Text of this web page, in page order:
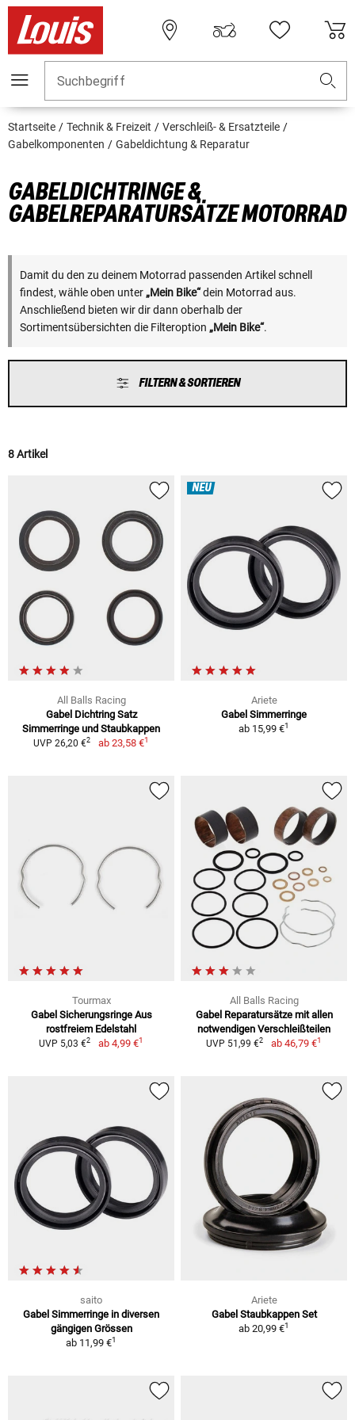
Suchbegriff
Startseite Technik & Freizeit
Verschleiß- & Ersatzteile
Gabelkomponenten
Gabeldichtung & Reparatur
GABELDICHTRINGE &
GABELREPARATURSÄTZE MOTORRAD
Damit du den zu deinem Motorrad passenden Artikel schnell
findest, wähle oben unter„Mein Bike“dein Motorrad aus.
Anschließend bieten wir dir dann oberhalb der
Sortimentsübersichten die Filteroption „Mein Bike“.
FILTERN & SORTIEREN
8 Artikel
All Balls Racing
Gabel Dichtring Satz
Simmerringe und Staubkappen
UVP 26,20 €2 ab 23,58 €1
NEU
Ariete
Gabel Simmerringe
ab 15,99 €1
Tourmax
Gabel Sicherungsringe Aus
rostfreiem Edelstahl
UVP 5,03 €2 ab 4,99 €1
All Balls Racing
Gabel Reparatursätze mit allen
notwendigen Verschleißteilen
UVP 51,99 €2 ab 46,79 €1
saito
Gabel Simmerringe in diversen
gängigen Grössen
ab 11,99 €1
Ariete
Gabel Staubkappen Set
ab 20,99 €1